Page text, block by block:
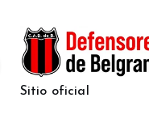
Sitio oficial